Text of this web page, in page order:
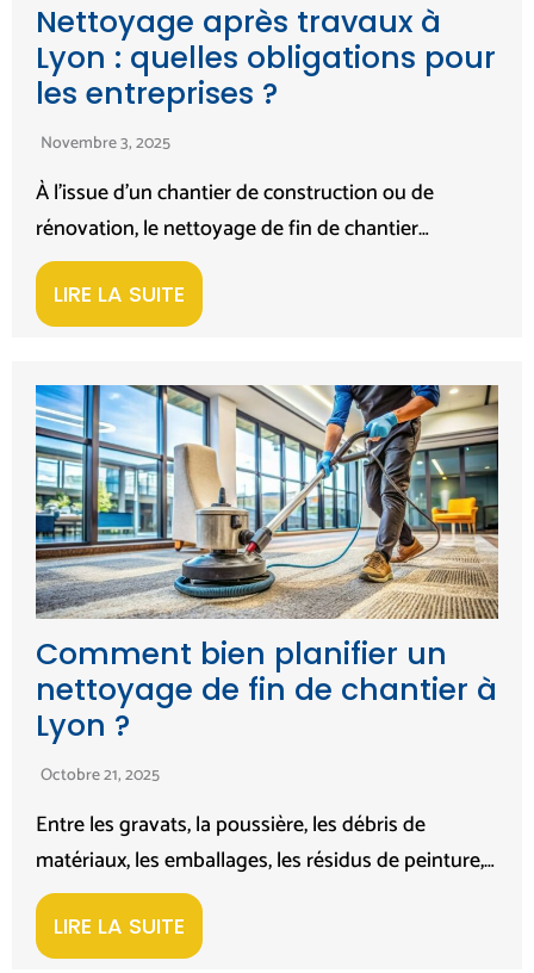
Nettoyage après travaux à
Lyon : quelles obligations pour
les entreprises ?
Novembre 3, 2025
À l’issue d’un chantier de construction ou de
rénovation, le nettoyage de fin de chantier…
LIRE LA SUITE
Comment bien planifier un
nettoyage de fin de chantier à
Lyon ?
Octobre 21, 2025
Entre les gravats, la poussière, les débris de
matériaux, les emballages, les résidus de peinture,…
LIRE LA SUITE